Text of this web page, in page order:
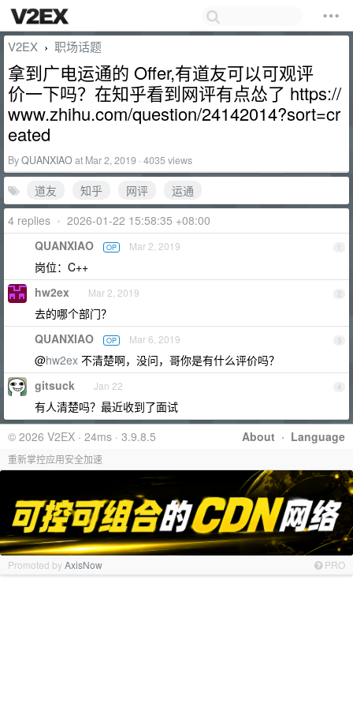
V2EX › 职场话题
拿到广电运通的 Offer,有道友可以可观评
价一下吗？在知乎看到网评有点怂了 https://
www.zhihu.com/question/24142014?sort=cr
eated
ByQUANXIAOat Mar 2, 2019 · 4035 views
道友 知乎 网评
运通
4 replies • 2026-01-22 15:58:35 +08:00
1
QUANXIAO OP Mar 2, 2019
岗位：C++
2
hw2ex Mar 2, 2019
去的哪个部门？
3
QUANXIAO OP Mar 6, 2019
@hw2ex 不清楚啊，没问，哥你是有什么评价吗？
4
gitsuck Jan 22
有人清楚吗？最近收到了面试
About · Language
© 2026 V2EX · 24ms · 3.9.8.5
重新掌控应用安全加速
Promoted byAxisNow PRO